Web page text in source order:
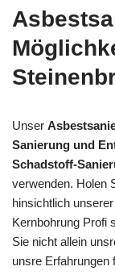
Unser
Sanierung und
Schadstoff-
verwenden. Holen
hinsichtlich
Kernbohrung Profi
Sie nicht allein
unsre Erfahrungen